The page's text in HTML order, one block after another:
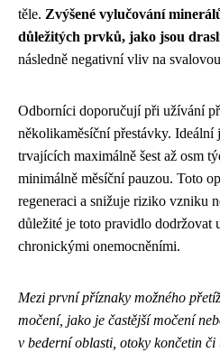
těle. Zvýšené vylučování
důležitých prvků, jako jsou
následně negativní vliv na
Odborníci doporučují při užívání
několikaměsíční přestávky.
trvajících maximálně šest až osm
minimálně měsíční pauzou. Toto
regeneraci a snižuje riziko vzniku
důležité je toto pravidlo dodržovat
chronickými onemocněními.
Mezi první příznaky možného
močení, jako je častější močení
v bederní oblasti, otoky končetin či